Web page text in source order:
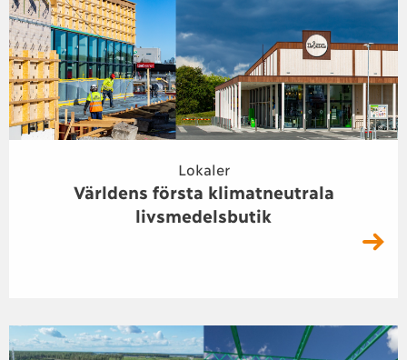
Lokaler
Världens första klimatneutrala
livsmedelsbutik